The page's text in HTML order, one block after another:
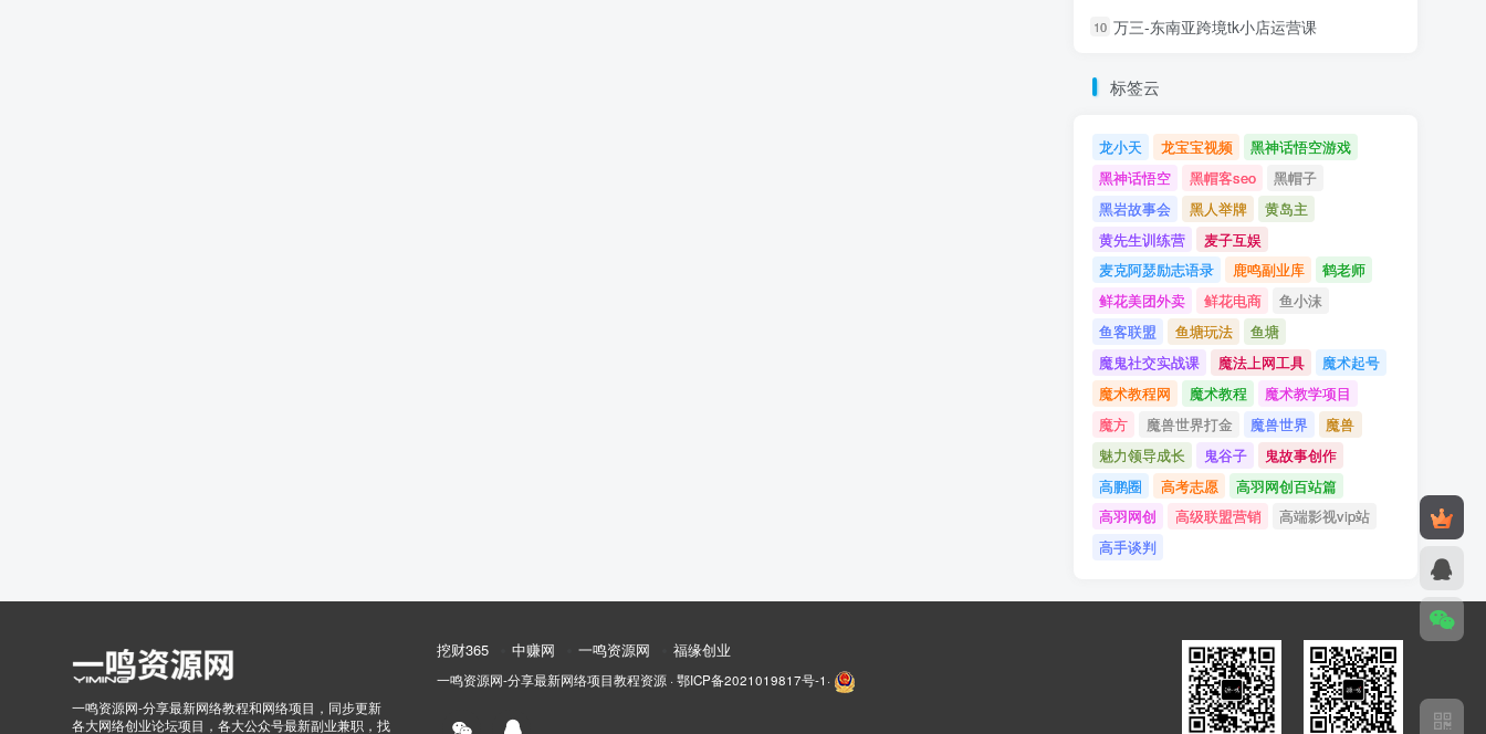
10 万三-东南亚跨境tk小店运营课
标签云
龙小天 龙宝宝视频
黑神话悟空游戏
黑神话悟空
黑帽客seo
黑帽子
黑岩故事会
黑人举牌
黄岛主
黄先生训练营
麦子互娱
麦克阿瑟励志语录
鹿鸣副业库
鹤老师
鲜花美团外卖
鲜花电商
鱼小沫
鱼客联盟
鱼塘玩法
鱼塘
魔鬼社交实战课
魔法上网工具
魔术起号
魔术教程网
魔术教程
魔术教学项目
魔方
魔兽世界打金 魔兽世界
魔兽
魅力领导成长
鬼谷子
鬼故事创作
高鹏圈
高考志愿
高羽网创百站篇
高羽网创
高级联盟营销
高端影视vip站
高手谈判
一鸣资源网-分享最新网络教程和网络项目，同步更新
各大网络创业论坛项目，各大公众号最新副业兼职，找
挖财365 中赚网 一鸣资源网 福缘创业
一鸣资源网-分享最新网络项目教程资源 · 鄂ICP备2021019817号-1 ·